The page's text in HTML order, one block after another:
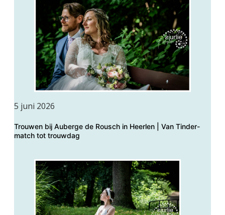
5 juni 2026
Trouwen bij Auberge de Rousch in Heerlen | Van Tinder-
match tot trouwdag